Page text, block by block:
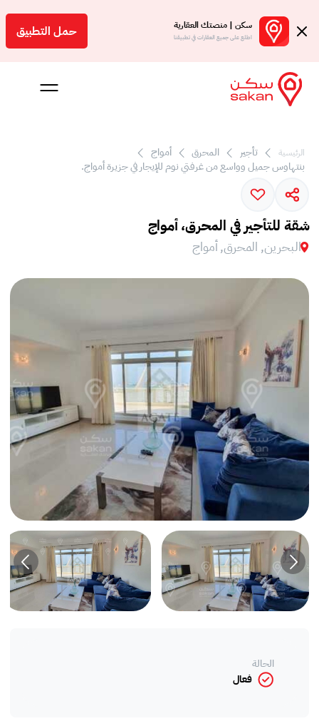
سكن | منصتك العقارية
اطلع على جميع العقارات في تطبيقنا حمل التطبيق
بالعمولة
الرئيسية تأجير المحرق
أمواج
بنتهاوس جميل وواسع من غرفتي نوم للإيجار في جزيرة أمواج.
شقة للتأجير في المحرق، أمواج
البحرين, المحرق, أمواج
الحالة
فعال